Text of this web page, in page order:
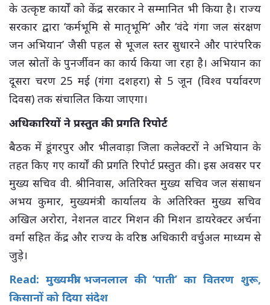
के उत्कृष्ट कार्यों को केंद्र सरकार ने सम्मानित भी किया है। राज्य
सरकार द्वारा ‘कर्मभूमि से मातृभूमि’ और ‘वंदे गंगा जल संरक्षण
जन अभियान’ जैसी पहल से भूजल स्तर सुधारने और पारंपरिक
जल स्रोतों के पुनर्जीवन का कार्य किया जा रहा है। अभियान का
दूसरा चरण 25 मई (गंगा दशहरा) से 5 जून (विश्व पर्यावरण
दिवस) तक संचालित किया जाएगा।
अधिकारियों ने प्रस्तुत की प्रगति रिपोर्ट
बैठक में डूंगरपुर और भीलवाड़ा जिला कलेक्टरों ने अभियान के
तहत किए गए कार्यों की प्रगति रिपोर्ट प्रस्तुत की। इस अवसर पर
मुख्य सचिव वी. श्रीनिवास, अतिरिक्त मुख्य सचिव जल संसाधन
अभय कुमार, मुख्यमंत्री कार्यालय के अतिरिक्त मुख्य सचिव
अखिल अरोरा, नेशनल वाटर मिशन की मिशन डायरेक्टर अर्चना
वर्मा सहित केंद्र और राज्य के वरिष्ठ अधिकारी वर्चुअल माध्यम से
जुड़े।
Read: मुख्यमंत्री भजनलाल की ‘पाती’ का वितरण शुरू,
किसानों को दिया संदेश